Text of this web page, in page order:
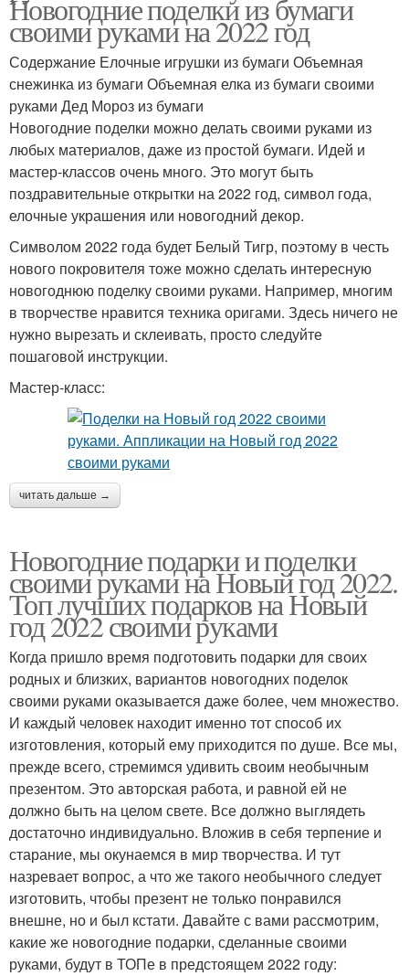
Новогодние поделки из бумаги
своими руками на 2022 год
Содержание Елочные игрушки из бумаги Объемная
снежинка из бумаги Объемная елка из бумаги своими
руками Дед Мороз из бумаги
Новогодние поделки можно делать своими руками из
любых материалов, даже из простой бумаги. Идей и
мастер-классов очень много. Это могут быть
поздравительные открытки на 2022 год, символ года,
елочные украшения или новогодний декор.
Символом 2022 года будет Белый Тигр, поэтому в честь
нового покровителя тоже можно сделать интересную
новогоднюю поделку своими руками. Например, многим
в творчестве нравится техника оригами. Здесь ничего не
нужно вырезать и склеивать, просто следуйте
пошаговой инструкции.
Мастер-класс:
читать дальше →
Новогодние подарки и поделки
своими руками на Новый год 2022.
Топ лучших подарков на Новый
год 2022 своими руками
Когда пришло время подготовить подарки для своих
родных и близких, вариантов новогодних поделок
своими руками оказывается даже более, чем множество.
И каждый человек находит именно тот способ их
изготовления, который ему приходится по душе. Все мы,
прежде всего, стремимся удивить своим необычным
презентом. Это авторская работа, и равной ей не
должно быть на целом свете. Все должно выглядеть
достаточно индивидуально. Вложив в себя терпение и
старание, мы окунаемся в мир творчества. И тут
назревает вопрос, а что же такого необычного следует
изготовить, чтобы презент не только понравился
внешне, но и был кстати. Давайте с вами рассмотрим,
какие же новогодние подарки, сделанные своими
руками, будут в ТОПе в предстоящем 2022 году: